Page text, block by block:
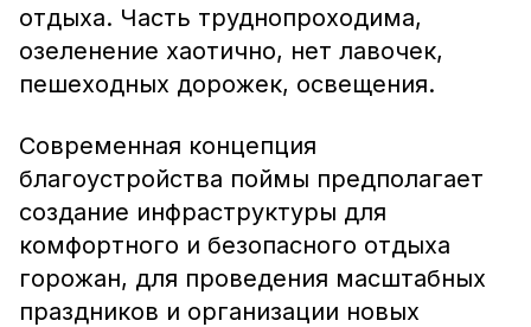
отдыха. Часть труднопроходима,
озеленение хаотично, нет лавочек,
пешеходных дорожек, освещения.
Современная концепция
благоустройства поймы предполагает
создание инфраструктуры для
комфортного и безопасного отдыха
горожан, для проведения масштабных
праздников и организации новых